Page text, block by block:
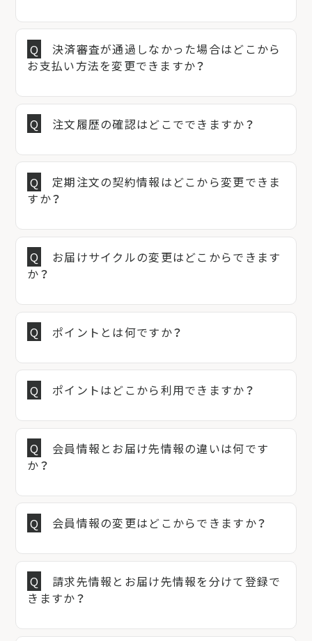
決済審査が通過しなかった場合はどこから
お支払い方法を変更できますか？
注文履歴の確認はどこでできますか？
定期注文の契約情報はどこから変更できま
すか？
お届けサイクルの変更はどこからできます
か？
ポイントとは何ですか？
ポイントはどこから利用できますか？
会員情報とお届け先情報の違いは何です
か？
会員情報の変更はどこからできますか？
請求先情報とお届け先情報を分けて登録で
きますか？